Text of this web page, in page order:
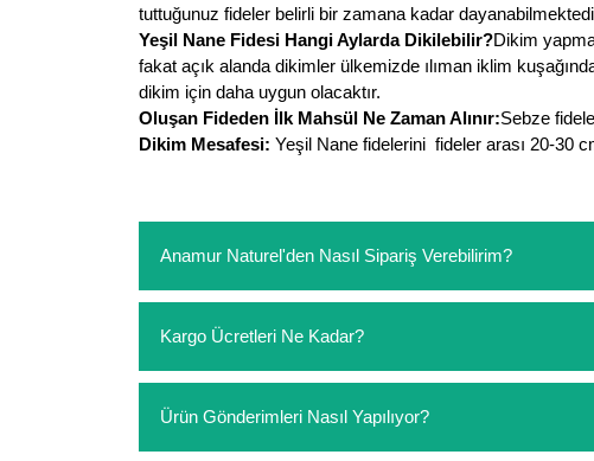
tuttuğunuz fideler belirli bir zamana kadar
Yeşil Nane Fidesi Hangi Aylarda Dikilebilir?Dikim
fakat açık alanda dikimler ülkemizde ılıman iklim
dikim için daha uygun olacaktır.
Oluşan Fideden İlk Mahsül Ne Zaman Alınır:Sebze
Dikim Mesafesi: Yeşil Nane fidelerini fideler arası 20-30
Anamur Naturel'den Nasıl Sipariş Verebilirim?
sipariş verebilirsiniz. Sitemizden vereceğiniz
ödeme yoktur.
Kargo Ücretleri Ne Kadar?
siparişlerinizde sepetinizdeki ürünleri hacimlerine göre
Ürün Gönderimleri Nasıl Yapılıyor?